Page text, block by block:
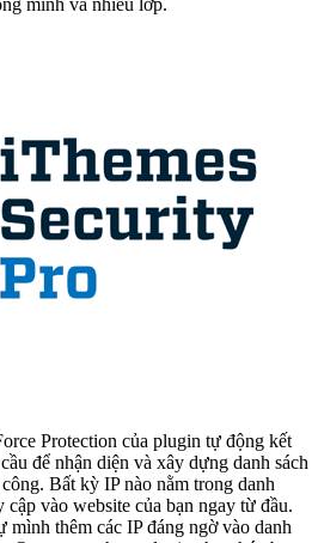
minh và nhiều lớp.
Protection của plugin tự động kết
để nhận diện và xây dựng danh sách
Bất kỳ IP nào nằm trong danh
cập vào website của bạn ngay từ đầu.
mình thêm các IP đáng ngờ vào danh